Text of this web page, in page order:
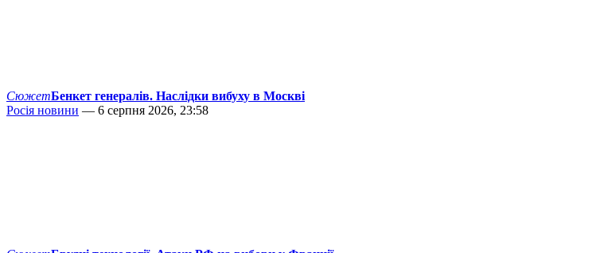
СюжетБенкет генералів. Наслідки вибуху в Москві
Росія новини — 6 серпня 2026, 23:58